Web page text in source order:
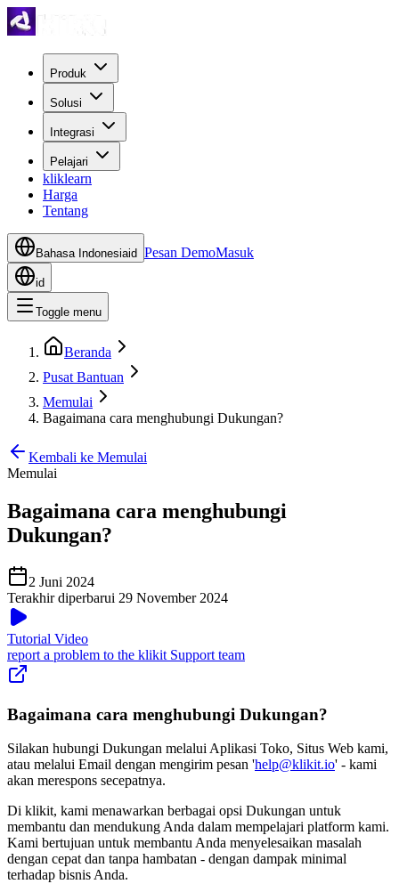
Produk
Solusi
Integrasi
Pelajari
kliklearn
Harga
Tentang
Bahasa Indonesiaid Pesan DemoMasuk
id
Toggle menu
Beranda
Pusat Bantuan
Memulai
Bagaimana cara menghubungi Dukungan?
Kembali ke Memulai
Memulai
Bagaimana cara menghubungi
Dukungan?
2 Juni 2024
Terakhir diperbarui 29 November 2024
Tutorial Video
report a problem to the klikit Support team
Bagaimana cara menghubungi Dukungan?
Silakan hubungi Dukungan melalui Aplikasi Toko, Situs Web kami,
atau melalui Email dengan mengirim pesan 'help@klikit.io' - kami
akan merespons secepatnya.
Di klikit, kami menawarkan berbagai opsi Dukungan untuk
membantu dan mendukung Anda dalam mempelajari platform kami.
Kami bertujuan untuk membantu Anda menyelesaikan masalah
dengan cepat dan tanpa hambatan - dengan dampak minimal
terhadap bisnis Anda.